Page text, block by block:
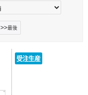
>>最後
受注生産